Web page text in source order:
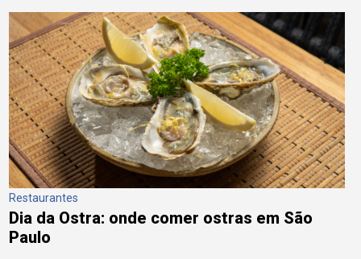
Restaurantes
Dia da Ostra: onde comer ostras em São
Paulo